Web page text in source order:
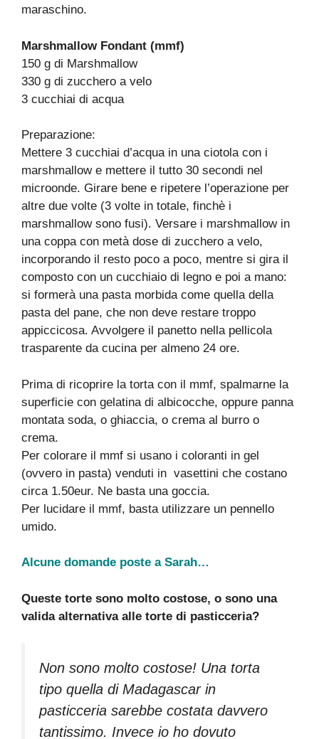
maraschino.
Marshmallow Fondant (mmf)
150 g di Marshmallow
330 g di zucchero a velo
3 cucchiai di acqua
Preparazione:
Mettere 3 cucchiai d’acqua in una ciotola con i
marshmallow e mettere il tutto 30 secondi nel
microonde. Girare bene e ripetere l’operazione per
altre due volte (3 volte in totale, finchè i
marshmallow sono fusi). Versare i marshmallow in
una coppa con metà dose di zucchero a velo,
incorporando il resto poco a poco, mentre si gira il
composto con un cucchiaio di legno e poi a mano:
si formerà una pasta morbida come quella della
pasta del pane, che non deve restare troppo
appiccicosa. Avvolgere il panetto nella pellicola
trasparente da cucina per almeno 24 ore.
Prima di ricoprire la torta con il mmf, spalmarne la
superficie con gelatina di albicocche, oppure panna
montata soda, o ghiaccia, o crema al burro o
crema.
Per colorare il mmf si usano i coloranti in gel
(ovvero in pasta) venduti in vasettini che costano
circa 1.50eur. Ne basta una goccia.
Per lucidare il mmf, basta utilizzare un pennello
umido.
Alcune domande poste a Sarah…
Queste torte sono molto costose, o sono una
valida alternativa alle torte di pasticceria?
Non sono molto costose! Una torta
tipo quella di Madagascar in
pasticceria sarebbe costata davvero
tantissimo. Invece io ho dovuto